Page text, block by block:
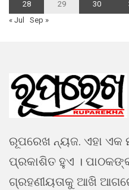
28 29 30
« Jul
Sep »
ରୂପରେଖ ନ୍ୟଜ. ଏହା ଏକ
ପ୍ରକାଶିତ ହୁଏ ।
ଗ୍ରହଣୀୟତାକୁ ଆଖି